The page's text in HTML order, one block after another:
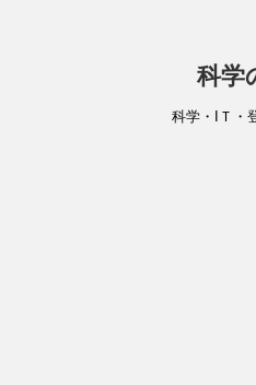
科学
科学・IＴ・